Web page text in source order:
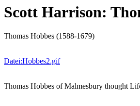
Scott Harrison:
Thomas Hobbes (1588-1679)
Datei:Hobbes2.gif
Thomas Hobbes of Malmesbury thought